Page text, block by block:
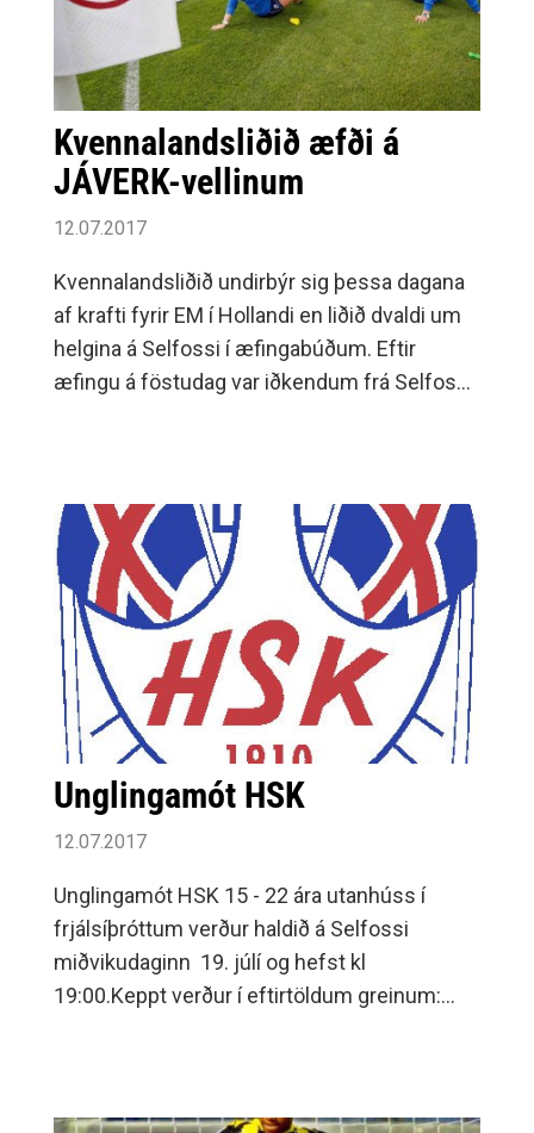
Kvennalandsliðið æfði á
JÁVERK-vellinum
12.07.2017
Kvennalandsliðið undirbýr sig þessa dagana
af krafti fyrir EM í Hollandi en liðið dvaldi um
helgina á Selfossi í æfingabúðum. Eftir
æfingu á föstudag var iðkendum frá Selfossi
Unglingamót HSK
12.07.2017
Unglingamót HSK 15 - 22 ára utanhúss í
frjálsíþróttum verður haldið á Selfossi
miðvikudaginn 19. júlí og hefst kl
19:00.Keppt verður í eftirtöldum greinum: